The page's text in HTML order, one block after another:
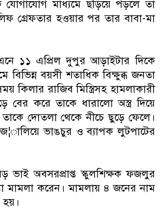
যোগাযোগ মাধ্যমে ছড়িয়ে পড়লে তা
গ্রেফতার হওয়ার পর তার বাবা-মা
১১ এপ্রিল দুপুর আড়াইটার দিকে
বয়সী শতাধিক বিক্ষুব্ধ জনতা
কিলার রাজিব মিস্ত্রিসহ হামলাকারী
বের করে তাকে ধারালো অস্ত্র দিয়ে
তাকে দোতলা থেকে নীচে ছুড়ে ফেলে।
ভাঙচুর ও ব্যাপক লুটপাটের
ভাই অবসরপ্রাপ্ত স্কুলশিক্ষক ফজলুর
মামলা করেন। মামলায় ৪ জনের নাম